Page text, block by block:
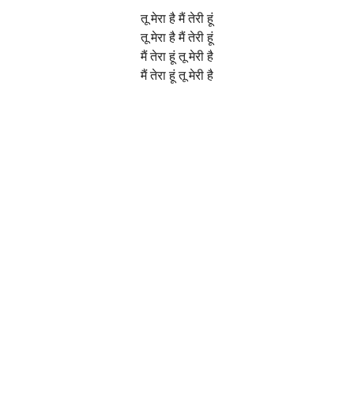
तू मेरा है मैं तेरी हूं
तू मेरा है मैं तेरी हूं
मैं तेरा हूं तू मेरी है
मैं तेरा हूं तू मेरी है